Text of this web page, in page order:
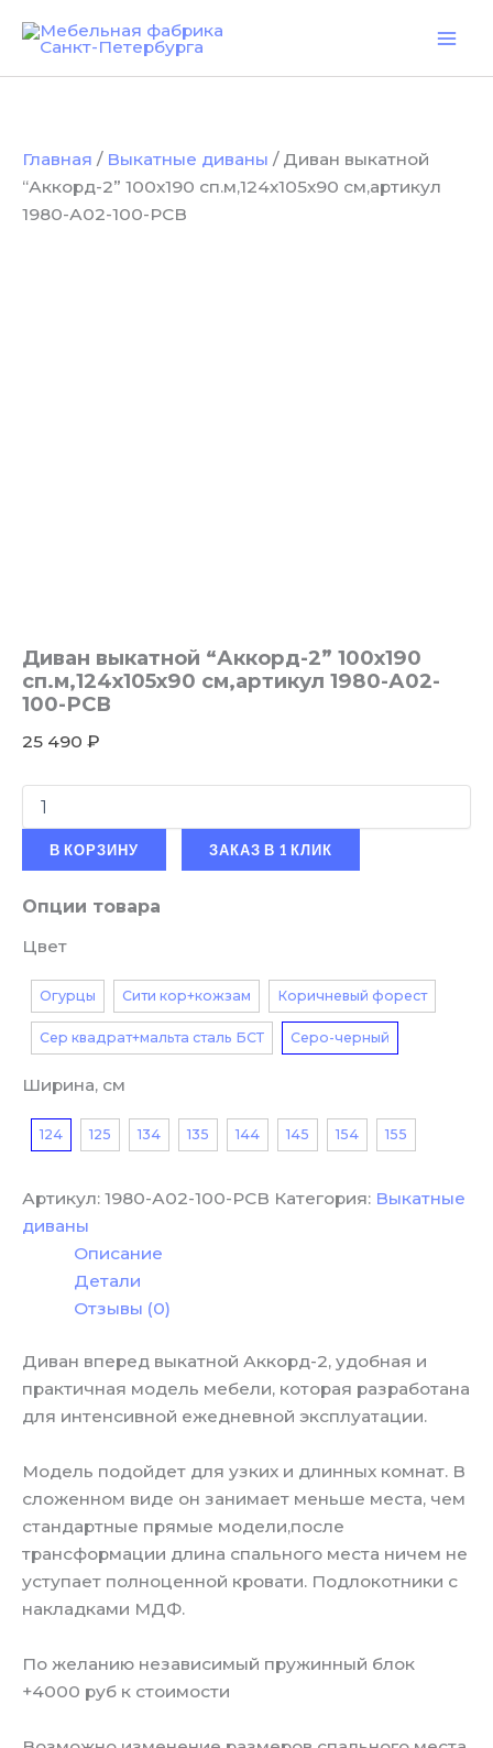
Главная / Выкатные диваны / Диван выкатной
“Аккорд-2” 100х190 сп.м,124х105х90 см,артикул
1980-А02-100-РСВ
Диван выкатной “Аккорд-2” 100х190
сп.м,124х105х90 см,артикул 1980-А02-
100-РСВ
25 490 ₽
товара
Диван
выкатной
см,артикул
1980-
А02-
В КОРЗИНУ ЗАКАЗ В 1 КЛИК
Опции товара
Цвет
Огурцы Сити кор+кожзам Коричневый форест
Сер квадрат+мальта сталь БСТ Серо-черный
Ширина, см
124 125 134 135 144 145 154 155
Артикул: 1980-А02-100-РСВ Категория: Выкатные
диваны
Описание
Детали
Отзывы (0)
Диван вперед выкатной Аккорд-2, удобная и
практичная модель мебели, которая разработана
для интенсивной ежедневной эксплуатации.
Модель подойдет для узких и длинных комнат. В
сложенном виде он занимает меньше места, чем
стандартные прямые модели,после
трансформации длина спального места ничем не
уступает полноценной кровати. Подлокотники с
накладками МДФ.
По желанию независимый пружинный блок
+4000 руб к стоимости